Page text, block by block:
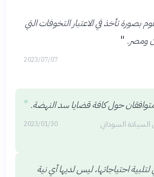
بصورة تأخذ في الاعتبار التخوفات التي
ومصر. "
2023/07/07
حول كافة قضايا سد النهضة. "
السوداني 2023/01/30
لتلبية احتياجاتها، ليس لديها أي نية